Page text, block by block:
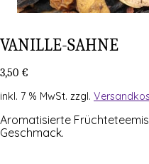
VANIL­LE-SAH­NE
3,50 €
inkl. 7 % MwSt. zzgl.
Aro­ma­ti­sier­te
Geschmack.